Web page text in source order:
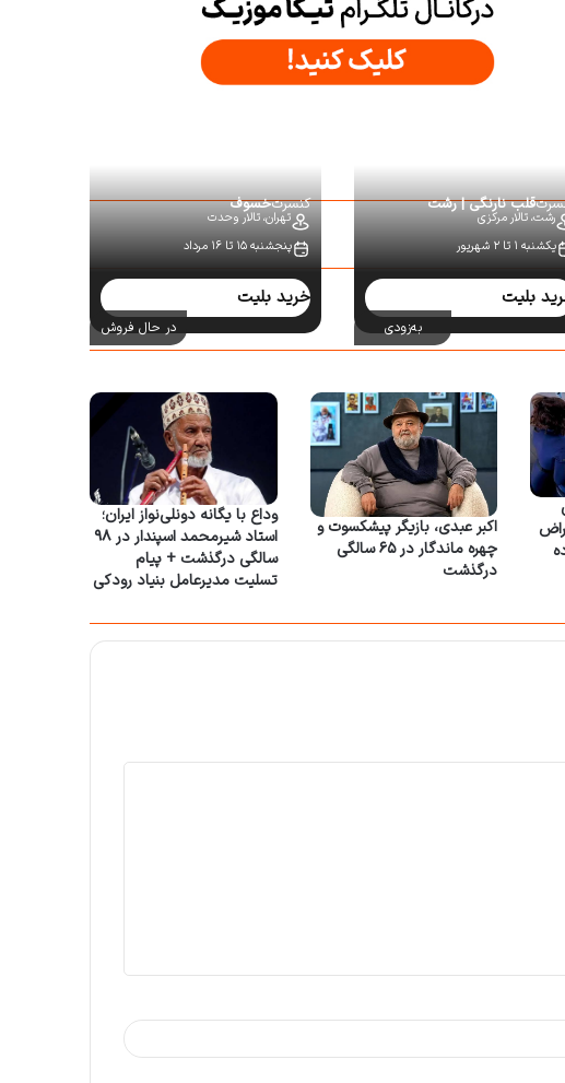
قلب نارنگی | رشت
رشت،تالار مرکزی
یکشنبه ۱ تا ۲ شهریور
بلیت
به‌زودی
کنسرتخسوف
تهران،تالار وحدت
پنجشنبه ۱۵ تا ۱۶ مرداد
خرید بلیت
در حال فروش
اکبر عبدی، بازیگر پیشکسوت و
چهره ماندگار در ۶۵ سالگی
درگذشت
وداع با یگانه دونلی‌نواز ایران؛
استاد شیرمحمد اسپندار در ۹۸
سالگی درگذشت + پیام
تسلیت مدیرعامل بنیاد رودکی